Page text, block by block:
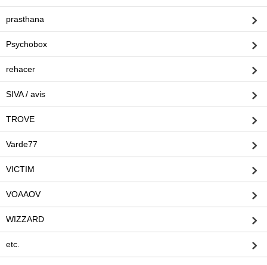
prasthana
Psychobox
rehacer
SIVA / avis
TROVE
Varde77
VICTIM
VOAAOV
WIZZARD
etc.